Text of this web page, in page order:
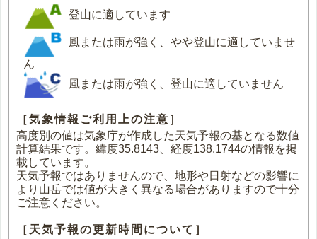
登山に適しています
風または雨が強く、やや登山に適していませ
ん
風または雨が強く、登山に適していません
［気象情報ご利用上の注意］
高度別の値は気象庁が作成した天気予報の基となる数値
計算結果です。緯度35.8143、経度138.1744の情報を掲
載しています。
天気予報ではありませんので、地形や日射などの影響に
より山岳では値が大きく異なる場合がありますので十分
ご注意ください。
［天気予報の更新時間について］